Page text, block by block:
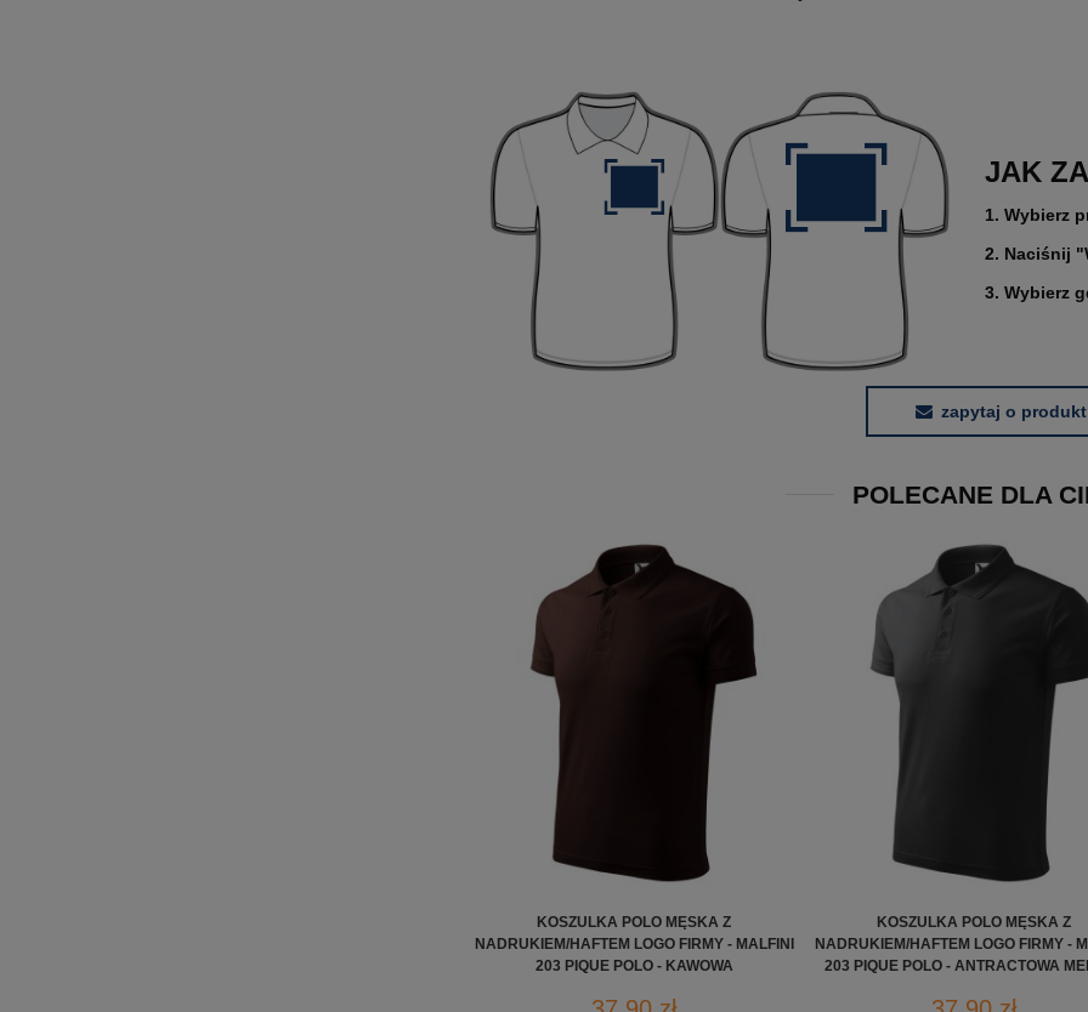
JAK
1. Wybierz
2. Naciśnij
3. Wybierz
zapytaj o produkt
POLECANE DLA
KOSZULKA POLO MĘSKA Z
NADRUKIEM/HAFTEM LOGO FIRMY - MALFINI
203 PIQUE POLO - KAWOWA
KOSZULKA POLO MĘSKA Z
NADRUKIEM/HAFTEM LOGO FIRMY -
203 PIQUE POLO - ANTRACTOWA